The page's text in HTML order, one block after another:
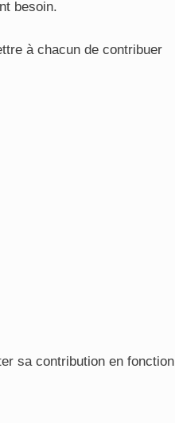
besoin.
à chacun de contribuer
sa contribution en fonction